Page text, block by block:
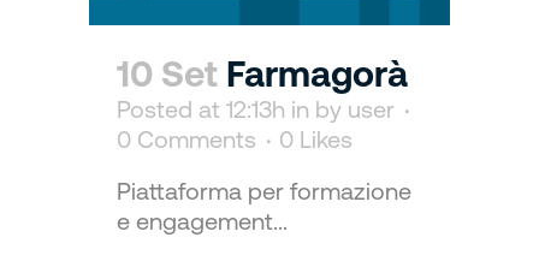
10 Set Farmagorà
Posted at 12:13h in by user
0 Comments
0 Likes
Piattaforma per formazione
e engagement...